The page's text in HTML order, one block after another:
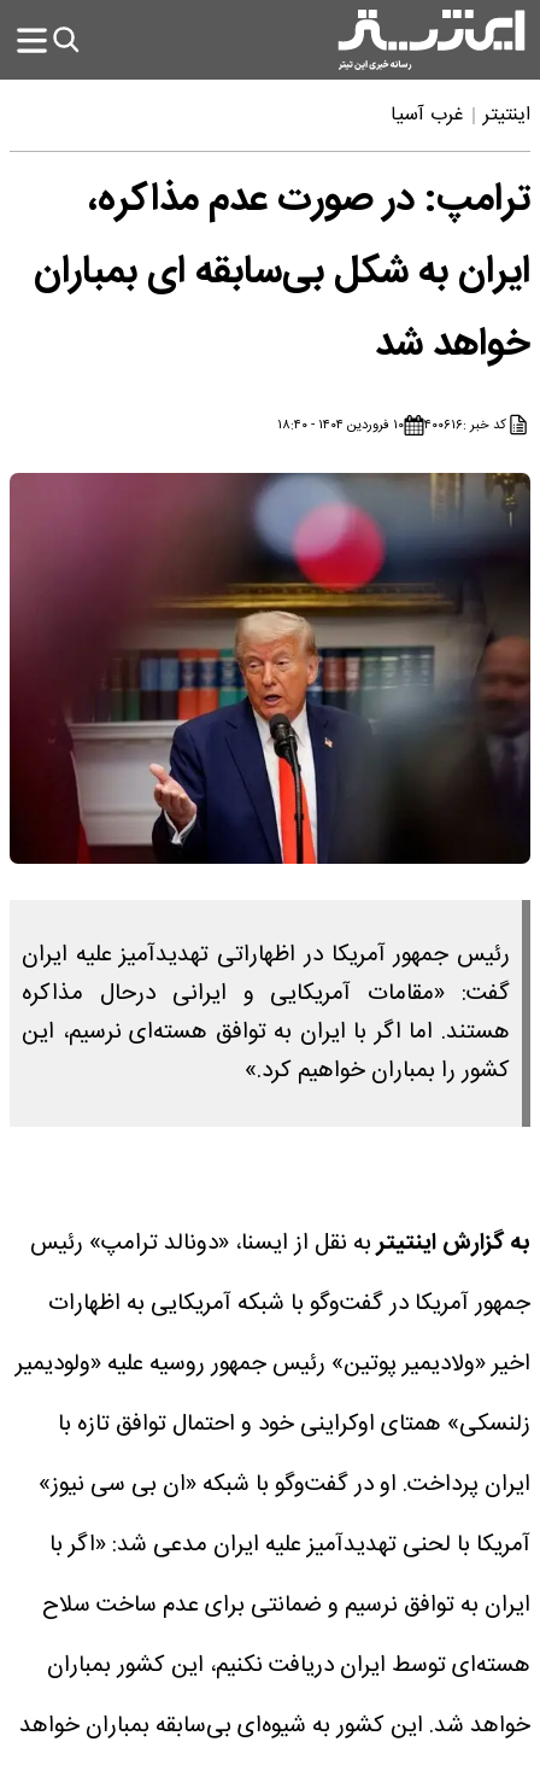
اینتیتر غرب آسیا
ترامپ: در صورت عدم مذاکره،
ایران به شکل بی‌سابقه ای بمباران
خواهد شد
کد خبر :۴۰۰۶۱۶ ۱۰ فروردین ۱۴۰۴ - ۱۸:۴۰
رئیس جمهور آمریکا در اظهاراتی تهدیدآمیز علیه ایران
گفت: «مقامات آمریکایی و ایرانی درحال مذاکره
هستند. اما اگر با ایران به توافق هسته‌ای نرسیم، این
کشور را بمباران خواهیم کرد.»
به گزارش اینتیتربه نقل از ایسنا، «دونالد ترامپ» رئیس
جمهور آمریکا در گفت‌وگو با شبکه آمریکایی به اظهارات
اخیر «ولادیمیر پوتین» رئیس جمهور روسیه علیه «ولودیمیر
زلنسکی» همتای اوکراینی خود و احتمال توافق تازه با
ایران پرداخت. او در گفت‌وگو با شبکه «ان بی سی نیوز»
آمریکا با لحنی تهدیدآمیز علیه ایران مدعی شد: «اگر با
ایران به توافق نرسیم و ضمانتی برای عدم ساخت سلاح
هسته‌ای توسط ایران دریافت نکنیم، این کشور بمباران
خواهد شد. این کشور به شیوه‌ای بی‌سابقه بمباران خواهد